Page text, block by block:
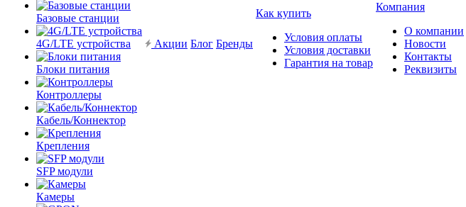
Базовые станции
4G/LTE устройства
Блоки питания
Контроллеры
Кабель/Коннектор
Крепления
SFP модули
Камеры
Акции Блог Бренды
Как купить
Условия оплаты
Условия доставки
Гарантия на товар
Компания
О компании
Новости
Контакты
Реквизиты